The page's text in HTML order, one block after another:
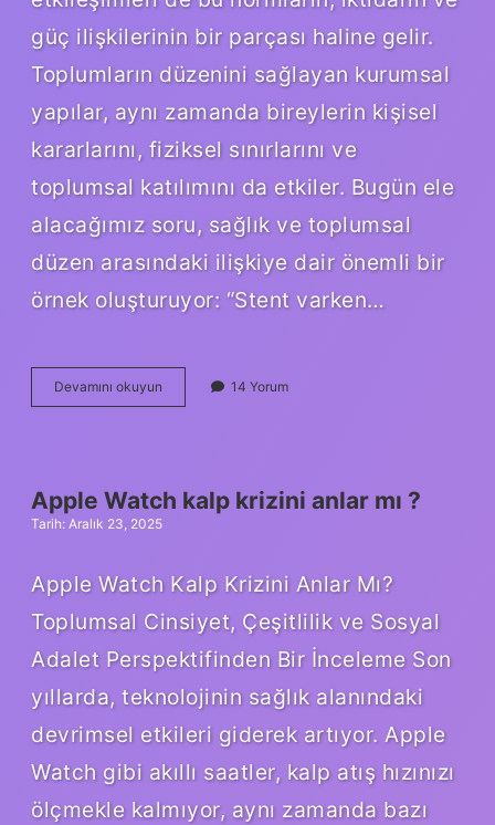
güç ilişkilerinin bir parçası haline gelir.
Toplumların düzenini sağlayan kurumsal
yapılar, aynı zamanda bireylerin kişisel
kararlarını, fiziksel sınırlarını ve
toplumsal katılımını da etkiler. Bugün ele
alacağımız soru, sağlık ve toplumsal
düzen arasındaki ilişkiye dair önemli bir
örnek oluşturuyor: “Stent varken…
Devamını okuyun
varken
14 Yorum
Apple Watch kalp krizini anlar mı ?
Tarih: Aralık 23, 2025
Apple Watch Kalp Krizini Anlar Mı?
Toplumsal Cinsiyet, Çeşitlilik ve Sosyal
Adalet Perspektifinden Bir İnceleme Son
yıllarda, teknolojinin sağlık alanındaki
devrimsel etkileri giderek artıyor. Apple
Watch gibi akıllı saatler, kalp atış hızınızı
ölçmekle kalmıyor, aynı zamanda bazı